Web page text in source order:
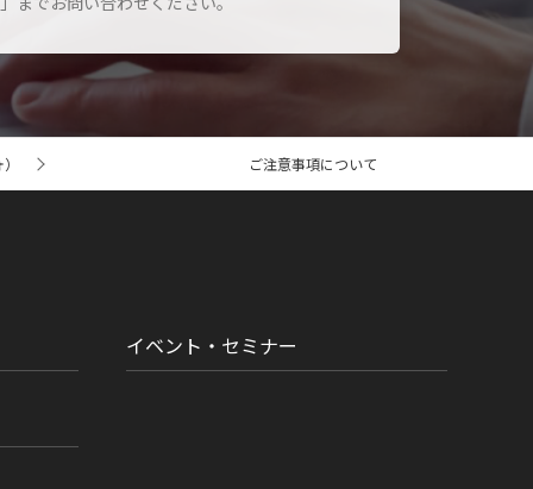
ご注意事項について
イベント・セミナー